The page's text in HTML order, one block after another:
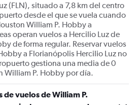
(FLN), situado a 7,8 km del centro
desde el que se vuela cuando
William P. Hobby a
operan vuelos a Hercilio Luz de
de forma regular. Reservar vuelos
a Florianópolis Hercilio Luz no
gestiona una media de 0
William P. Hobby por día.
de vuelos de William P.